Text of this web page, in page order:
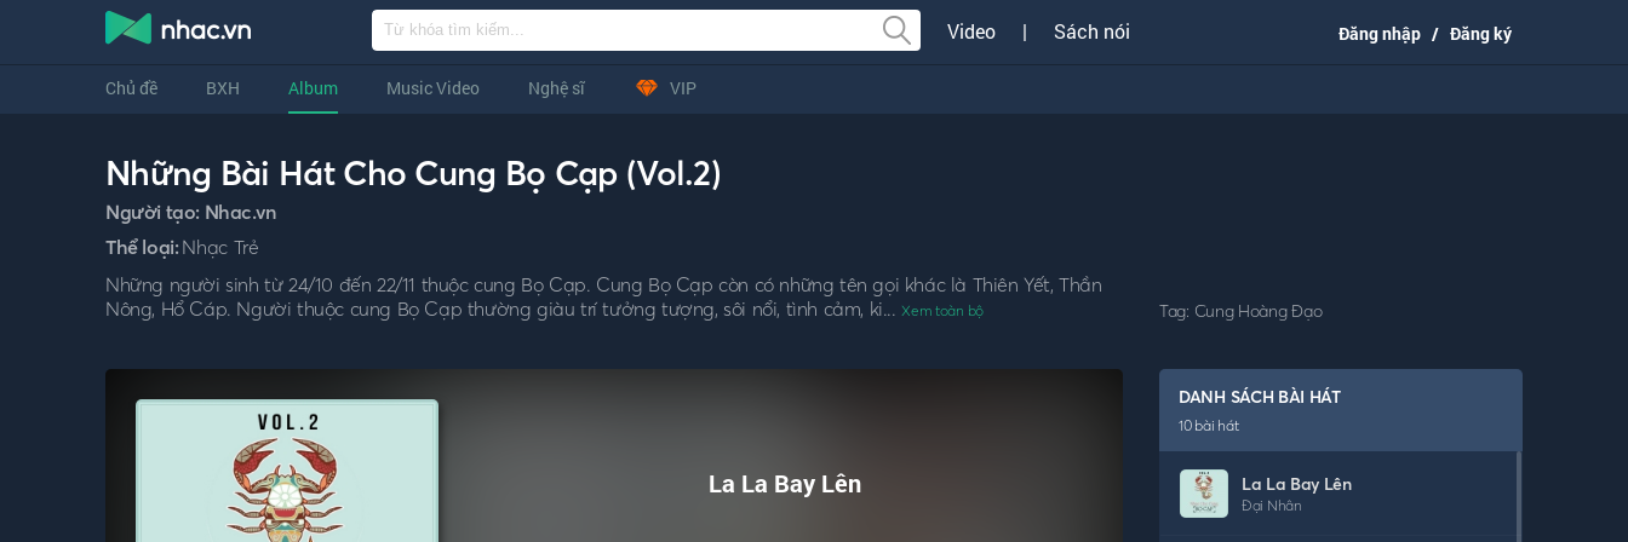
Video | Sách nói Đăng nhập / Đăng ký
Chủ đề BXH Album Music Video Nghệ sĩ VIP
Những Bài Hát Cho Cung Bọ Cạp (Vol.2)
Người tạo: Nhac.vn
Thể loại: Nhạc Trẻ
Những người sinh từ 24/10 đến 22/11 thuộc cung Bọ Cạp. Cung Bọ Cạp còn có những tên gọi khác là Thiên Yết, Thần
Nông, Hổ Cáp. Người thuộc cung Bọ Cạp thường giàu trí tưởng tượng, sôi nổi, tình cảm, ki...Xem toàn bộ Tag: Cung Hoàng Đạo
La La Bay Lên
DANH SÁCH BÀI HÁT
10bài hát
La La Bay Lên
Đại Nhân